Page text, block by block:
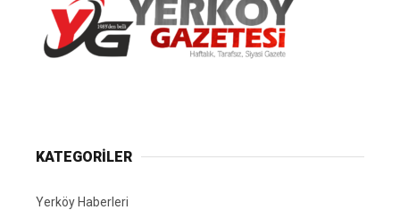
KATEGORİLER
Yerköy Haberleri